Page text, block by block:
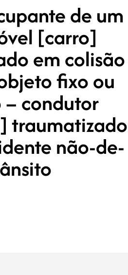
de um
[carro]
em colisão
fixo ou
condutor
traumatizado
não-de-